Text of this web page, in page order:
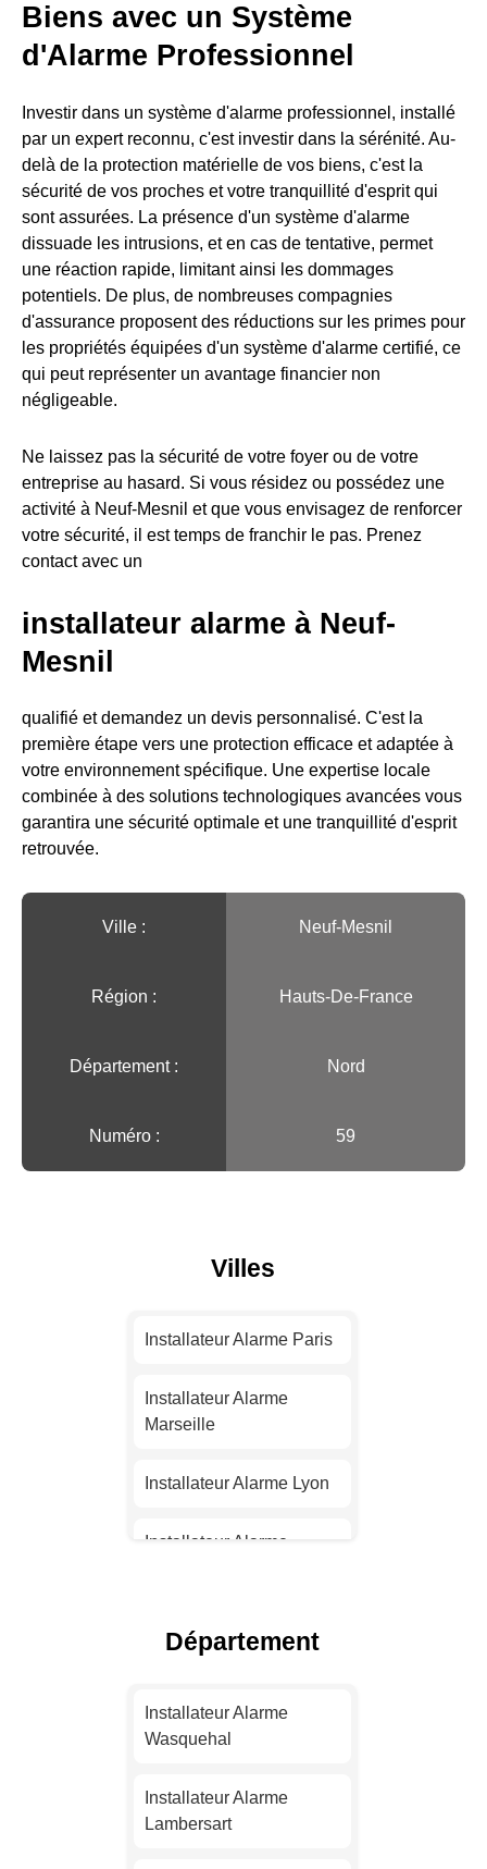
Biens avec un Système
d'Alarme Professionnel
Investir dans un système d'alarme professionnel, installé
par un expert reconnu, c'est investir dans la sérénité. Au-
delà de la protection matérielle de vos biens, c'est la
sécurité de vos proches et votre tranquillité d'esprit qui
sont assurées. La présence d'un système d'alarme
dissuade les intrusions, et en cas de tentative, permet
une réaction rapide, limitant ainsi les dommages
potentiels. De plus, de nombreuses compagnies
d'assurance proposent des réductions sur les primes pour
les propriétés équipées d'un système d'alarme certifié, ce
qui peut représenter un avantage financier non
négligeable.
Ne laissez pas la sécurité de votre foyer ou de votre
entreprise au hasard. Si vous résidez ou possédez une
activité à Neuf-Mesnil et que vous envisagez de renforcer
votre sécurité, il est temps de franchir le pas. Prenez
contact avec un
installateur alarme à Neuf-
Mesnil
qualifié et demandez un devis personnalisé. C'est la
première étape vers une protection efficace et adaptée à
votre environnement spécifique. Une expertise locale
combinée à des solutions technologiques avancées vous
garantira une sécurité optimale et une tranquillité d'esprit
retrouvée.
Ville :️ Neuf-Mesnil
Région :️ Hauts-De-France
Département : Nord
Numéro : 59
Villes
Installateur Alarme Paris
Installateur Alarme
Marseille
Installateur Alarme Lyon
Installateur Alarme
Installateur Alarme Nice
Nantes
Strasbourg
Département
Installateur Alarme
Wasquehal
Installateur Alarme
Lambersart